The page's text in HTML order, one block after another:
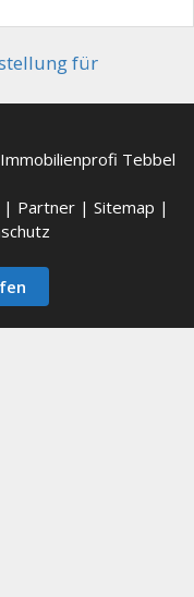
für
Tebbel
| Partner | Sitemap |